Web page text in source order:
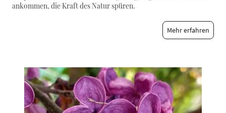
ankommen, die Kraft des Natur spüren.
Mehr erfahren